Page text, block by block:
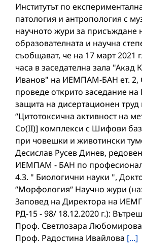
Институтът по
патология и антропология с
научното жури за присъждане
образователната и научна
съобщават, че на 17 март 2021
часа в заседателна зала "Акад
Иванов" на ИЕМПАМ-БАН ет. 2,
проведе открито заседание
защита на дисертационен труд
“Цитотоксична активност на
Co(II)] комплекси с Шифови
при човешки и животински
Десислав Русев Динев,
ИЕМПАМ - БАН по
4.3. " Биологични науки ",
“Морфология“ Научно жури
Заповед на Директора на
РД-15 - 98/ 18.12.2020 г.):
Проф. Светлозара
Проф. Радостина Ивайлова [...]